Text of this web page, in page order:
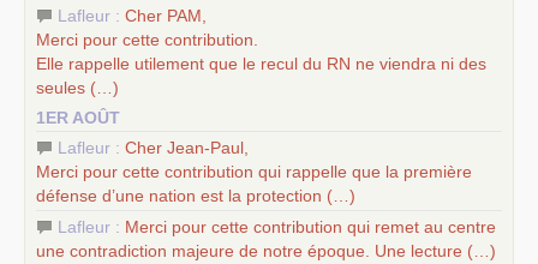
–lescinq chantiers pour contribuer au débat sur le projet
communiste
Lafleur : Cher PAM
Merci pour cette contribution.
Elle rappelle utilement que le recul du RN ne viendra ni des
seules (…)
1ER AOÛT
Lafleur : Cher Jean-Paul,
Merci pour cette contribution qui rappelle que la première
défense d’une nation est la protection (…)
Lafleur : Merci pour cette contribution qui remet au centre
une contradiction majeure de notre époque. Une lecture (…)